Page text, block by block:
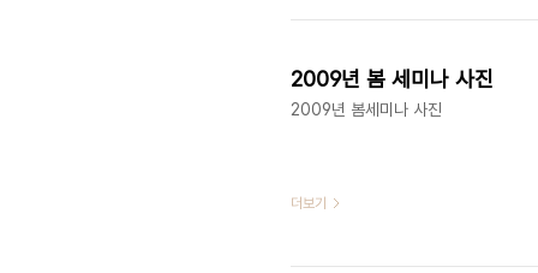
2009년 봄 세미나 사진
2009년 봄세미나 사진
더보기